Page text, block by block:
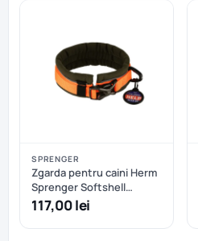
SPRENGER
Zgarda pentru caini Herm
Sprenger Softshell
reglabila - S/M -
Oranj+Kaki
117,00 lei